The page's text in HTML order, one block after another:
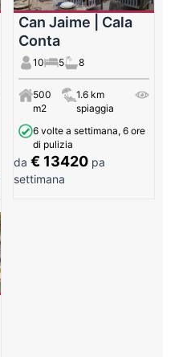
Can Jaime | Cala
Conta
10 5 8
500
m2
1.6 km
spiaggia
6 volte a settimana, 6 ore
di pulizia
da€ 13420 pa
settimana